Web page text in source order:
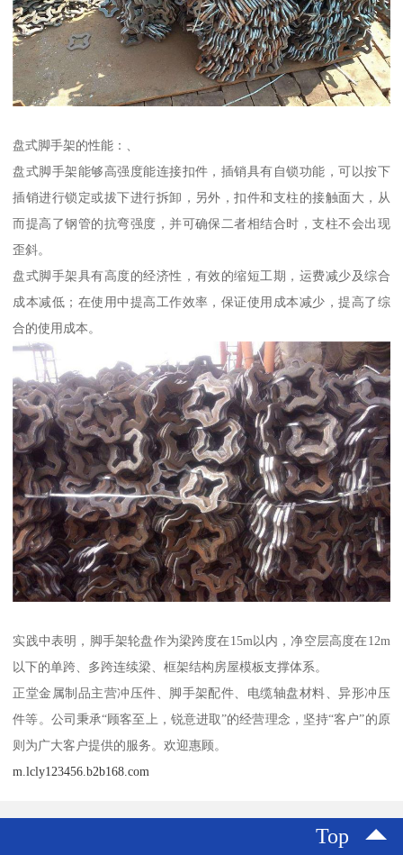
盘式脚手架的性能：、
盘式脚手架能够高强度能连接扣件，插销具有自锁功能，可以按下
插销进行锁定或拔下进行拆卸，另外，扣件和支柱的接触面大，从
而提高了钢管的抗弯强度，并可确保二者相结合时，支柱不会出现
歪斜。
盘式脚手架具有高度的经济性，有效的缩短工期，运费减少及综合
成本减低；在使用中提高工作效率，保证使用成本减少，提高了综
合的使用成本。
实践中表明，脚手架轮盘作为梁跨度在15m以内，净空层高度在12m
以下的单跨、多跨连续梁、框架结构房屋模板支撑体系。
正堂金属制品主营冲压件、脚手架配件、电缆轴盘材料、异形冲压
件等。公司秉承“顾客至上，锐意进取”的经营理念，坚持“客户”的原
则为广大客户提供的服务。欢迎惠顾。
m.lcly123456.b2b168.com
Top